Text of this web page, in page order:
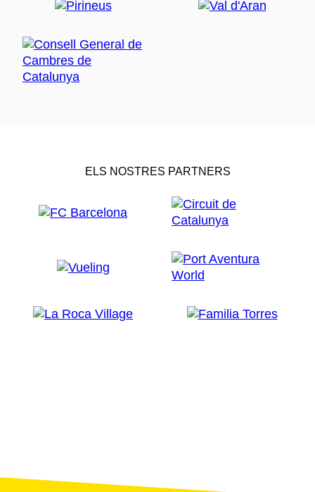
ELS NOSTRES PARTNERS